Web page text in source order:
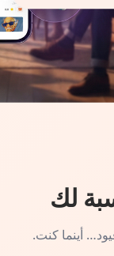
لك
أينما كنت.